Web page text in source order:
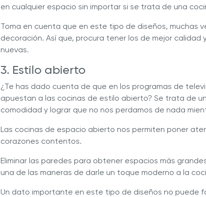
en cualquier espacio sin importar si se trata de una
Toma en cuenta que en este tipo de diseños, muchas
decoración. Así que, procura tener los de mejor calidad
nuevas.
3. Estilo abierto
¿Te has dado cuenta de que en los programas de
apuestan a las cocinas de estilo abierto? Se trata de
comodidad y lograr que no nos perdamos de nada
Las cocinas de espacio abierto nos permiten poner
corazones contentos.
Eliminar las paredes para obtener espacios más
una de las maneras de darle un toque moderno a la
Un dato importante en este tipo de diseños no puede